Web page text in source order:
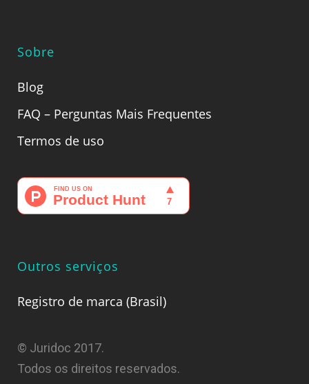
Sobre
Blog
FAQ – Perguntas Mais Frequentes
Termos de uso
Outros serviços
Registro de marca (Brasil)
© Juridoc 2017.
Todos os direitos reservados.